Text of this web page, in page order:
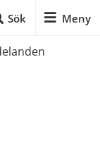
Sök Meny